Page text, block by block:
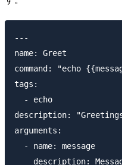
---
name: Greet
command: "echo
tags:
  - echo
description:
arguments:
  - name: message
description: